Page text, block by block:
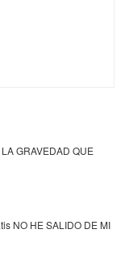
GRAVEDAD QUE
NO HE SALIDO DE MI